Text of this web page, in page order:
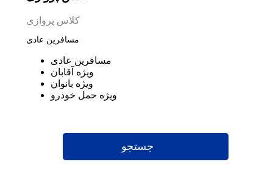
کلاس پروازی
مسافرین عادی
مسافرین عادی
ویژه آقابان
ویژه بانوان
ویژه حمل خودرو
جستجو